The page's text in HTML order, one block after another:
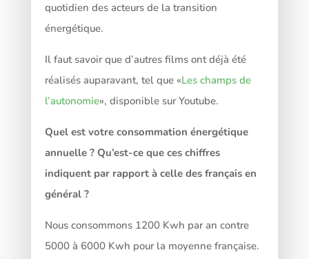
quotidien des acteurs de la transition
énergétique.
Il faut savoir que d’autres films ont déjà été
réalisés auparavant, tel que «Les champs de
l’autonomie», disponible sur Youtube.
Quel est votre consommation énergétique
annuelle ? Qu’est-ce que ces chiffres
indiquent par rapport à celle des français en
général ?
Nous consommons 1200 Kwh par an contre
5000 à 6000 Kwh pour la moyenne française.